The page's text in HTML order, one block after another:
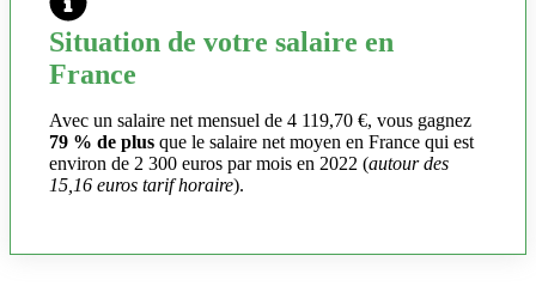
Situation de votre salaire en
France
Avec un salaire net mensuel de 4 119,70 €, vous gagnez
79 % de plus que le salaire net moyen en France qui est
environ de 2 300 euros par mois en 2022 (autour des
15,16 euros tarif horaire).